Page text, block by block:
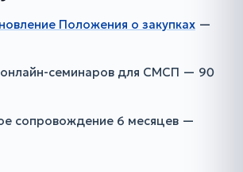
Положения о закупках —
онлайн-семинаров для СМСП — 90
сопровождение 6 месяцев —